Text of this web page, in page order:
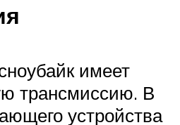
имеет
трансмиссию. В
устройства